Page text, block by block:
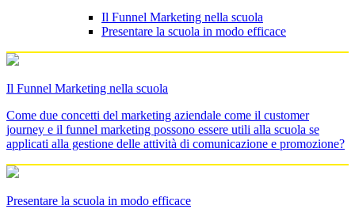
Il Funnel Marketing nella scuola
Presentare la scuola in modo efficace
Il Funnel Marketing nella scuola
Come due concetti del marketing aziendale come il customer
journey e il funnel marketing possono essere utili alla scuola se
applicati alla gestione delle attività di comunicazione e promozione?
Presentare la scuola in modo efficace